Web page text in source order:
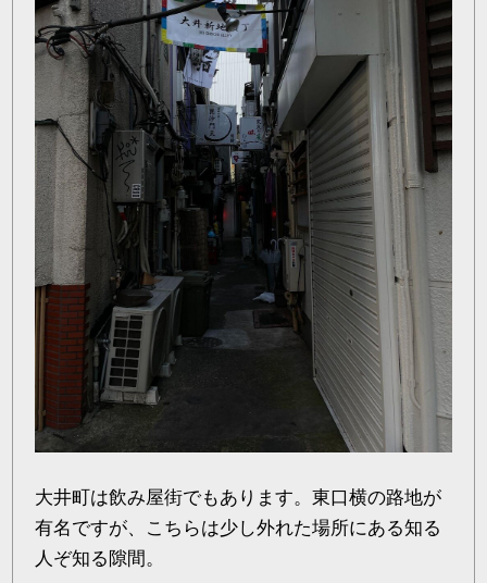
大井町は飲み屋街でもあります。東口横の路地が
有名ですが、こちらは少し外れた場所にある知る
人ぞ知る隙間。